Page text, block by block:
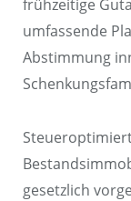
frühzeitige
umfassende
Abstimmung
gesetzlich